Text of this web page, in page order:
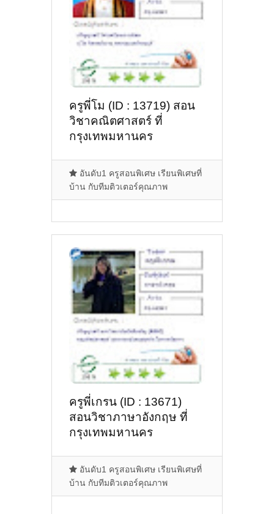
ครูพี่โม (ID : 13719) สอน
วิชาคณิตศาสตร์ ที่
กรุงเทพมหานคร
อันดับ1 ครูสอนพิเศษ เรียนพิเศษที่
บ้าน กับทีมติวเตอร์คุณภาพ
ครูพี่เกรน (ID : 13671)
สอนวิชาภาษาอังกฤษ ที่
กรุงเทพมหานคร
อันดับ1 ครูสอนพิเศษ เรียนพิเศษที่
บ้าน กับทีมติวเตอร์คุณภาพ